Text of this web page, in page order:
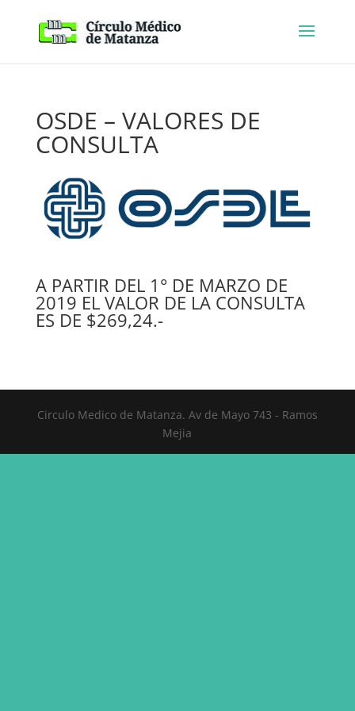
OSDE – VALORES DE
CONSULTA
A PARTIR DEL 1° DE MARZO DE
2019 EL VALOR DE LA CONSULTA
ES DE $269,24.-
Circulo Medico de Matanza. Av de Mayo 743 - Ramos
Mejia